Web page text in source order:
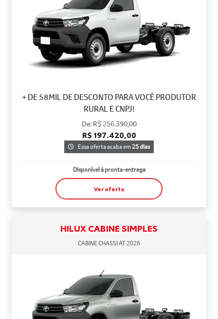
+ DE 58MIL DE DESCONTO PARA VOCÊ PRODUTOR
RURAL E CNPJ!
De: R$ 256.390,00
R$ 197.420,00
Essa oferta acaba em25 dias
Disponível à pronta-entrega
Ver oferta
HILUX CABINE SIMPLES
CABINE CHASSI AT 2026